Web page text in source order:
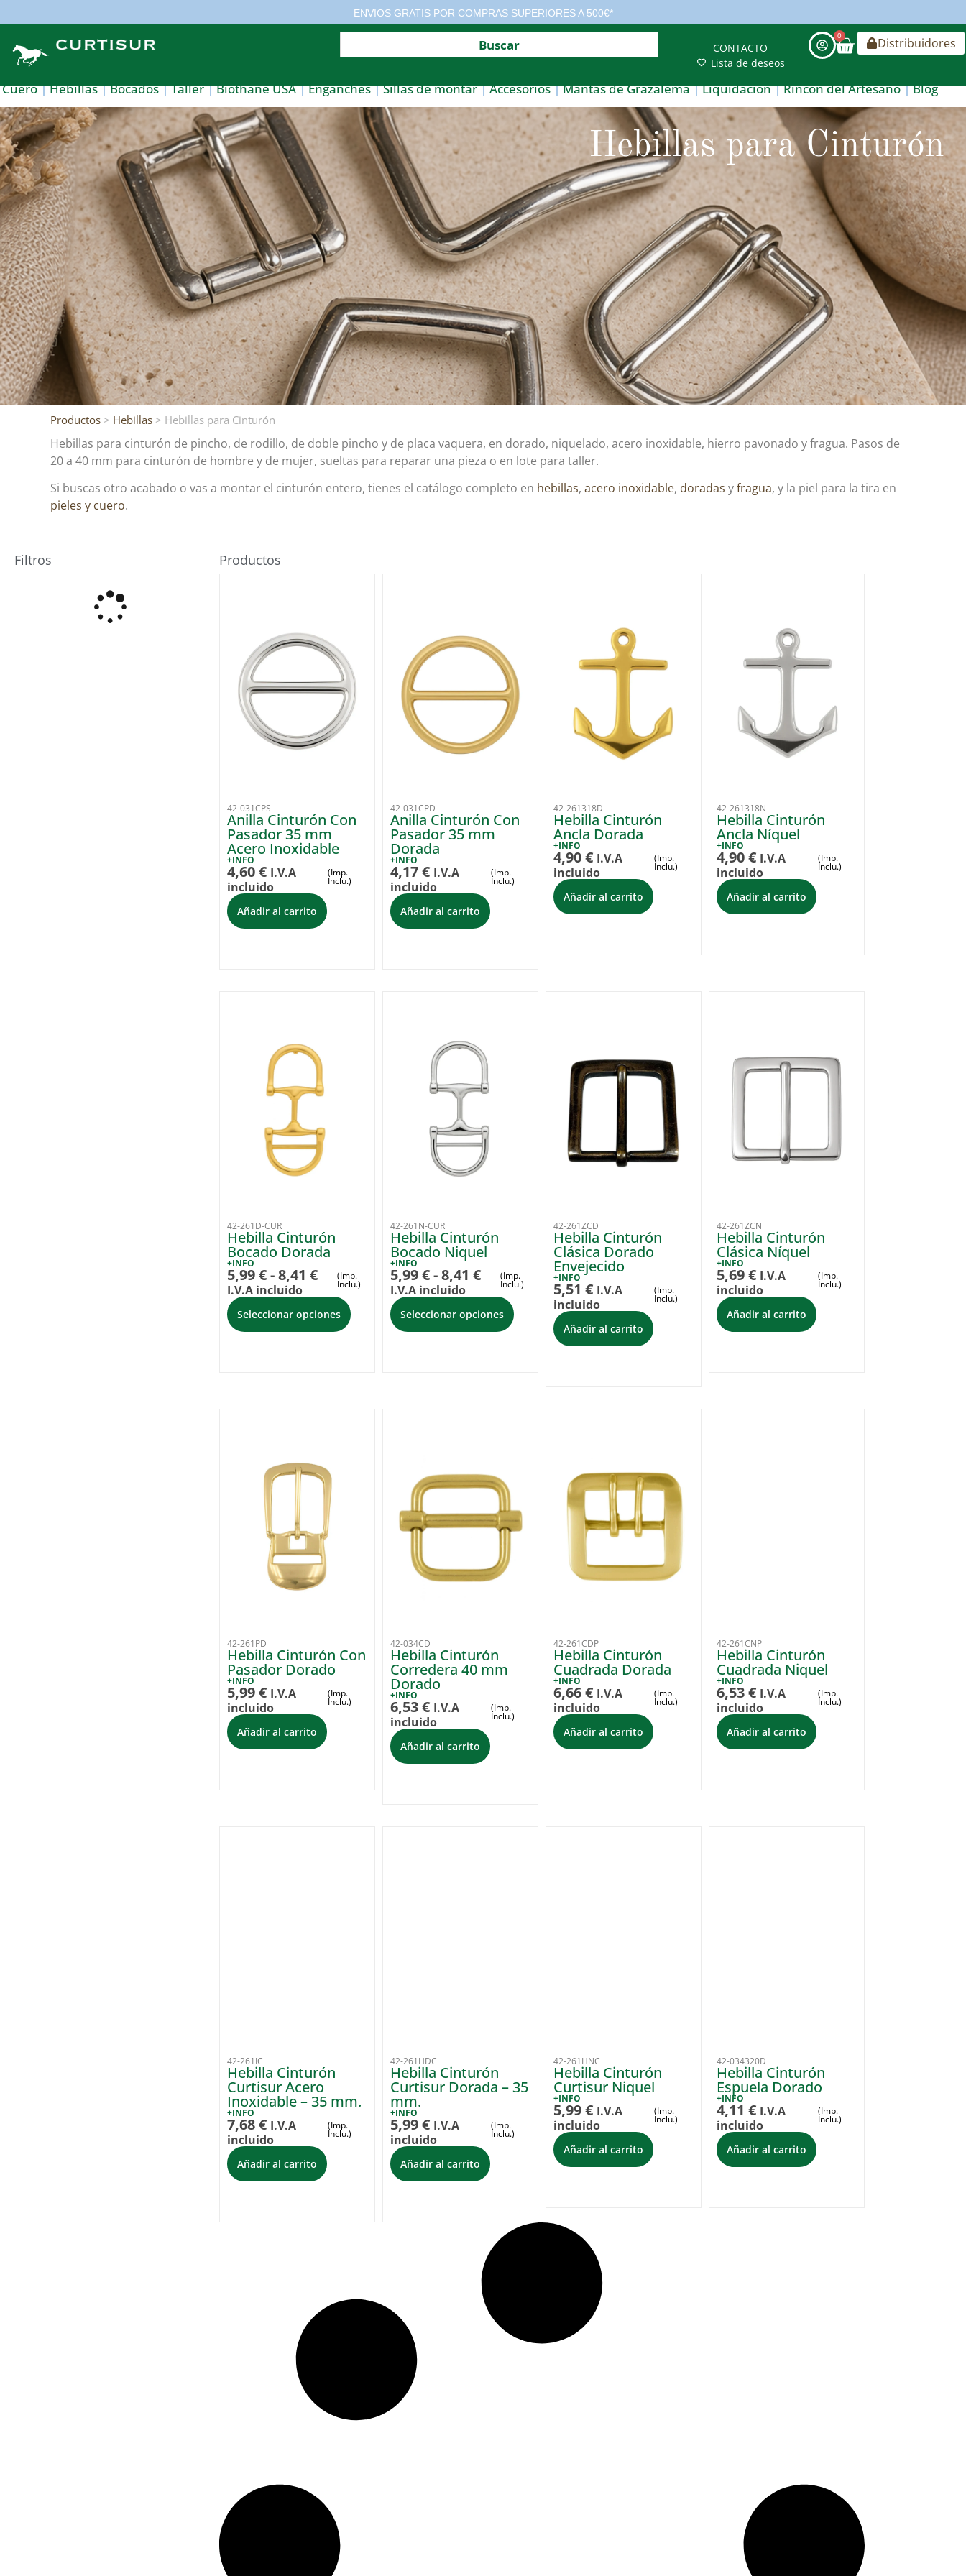
ENVIOS GRATIS POR COMPRAS SUPERIORES A 500€*
CONTACTO
Lista de deseos
0 Distribuidores
Cuero Hebillas Bocados Taller Biothane USA Enganches Sillas de montar Accesorios Mantas de Grazalema Liquidación Rincón del Artesano Blog
Hebillas para Cinturón
Productos > Hebillas > Hebillas para Cinturón
Hebillas para cinturón de pincho, de rodillo, de doble pincho y de placa vaquera, en dorado, niquelado, acero inoxidable, hierro pavonado y fragua. Pasos de
20 a 40 mm para cinturón de hombre y de mujer, sueltas para reparar una pieza o en lote para taller.
Si buscas otro acabado o vas a montar el cinturón entero, tienes el catálogo completo en hebillas,acero inoxidable, doradas yfragua, y la piel para la tira en
pieles y cuero.
Filtros Productos
42-031CPS
Anilla Cinturón Con
Pasador 35 mm
Acero Inoxidable
+INFO
4,60€ I.V.A
incluido
(Imp.
Inclu.)
Añadir al carrito
42-031CPD
Anilla Cinturón Con
Pasador 35 mm
Dorada
+INFO
4,17€ I.V.A
incluido
(Imp.
Inclu.)
Añadir al carrito
42-261318D
Hebilla Cinturón
Ancla Dorada
+INFO
4,90€ I.V.A
incluido
(Imp.
Inclu.)
Añadir al carrito
42-261318N
Hebilla Cinturón
Ancla Níquel
+INFO
4,90€ I.V.A
incluido
(Imp.
Inclu.)
Añadir al carrito
42-261D-CUR
Hebilla Cinturón
Bocado Dorada
+INFO
5,99€-8,41 €
I.V.A incluido
(Imp.
Inclu.)
Seleccionar opciones
42-261N-CUR
Hebilla Cinturón
Bocado Niquel
+INFO
5,99€-8,41 €
I.V.A incluido
(Imp.
Inclu.)
Seleccionar opciones
42-261ZCD
Hebilla Cinturón
Clásica Dorado
Envejecido
+INFO
5,51 € I.V.A
incluido
(Imp.
Inclu.)
Añadir al carrito
42-261ZCN
Hebilla Cinturón
Clásica Níquel
+INFO
5,69€ I.V.A
incluido
(Imp.
Inclu.)
Añadir al carrito
42-261PD
Hebilla Cinturón Con
Pasador Dorado
+INFO
5,99€ I.V.A
incluido
(Imp.
Inclu.)
Añadir al carrito
42-034CD
Hebilla Cinturón
Corredera 40 mm
Dorado
+INFO
6,53€ I.V.A
incluido
(Imp.
Inclu.)
Añadir al carrito
42-261CDP
Hebilla Cinturón
Cuadrada Dorada
+INFO
6,66€ I.V.A
incluido
(Imp.
Inclu.)
Añadir al carrito
42-261CNP
Hebilla Cinturón
Cuadrada Niquel
+INFO
6,53€ I.V.A
incluido
(Imp.
Inclu.)
Añadir al carrito
42-261IC
Hebilla Cinturón
Curtisur Acero
Inoxidable – 35 mm.
+INFO
7,68€ I.V.A
incluido
(Imp.
Inclu.)
Añadir al carrito
42-261HDC
Hebilla Cinturón
Curtisur Dorada – 35
mm.
+INFO
5,99€ I.V.A
incluido
(Imp.
Inclu.)
Añadir al carrito
42-261HNC
Hebilla Cinturón
Curtisur Niquel
+INFO
5,99€ I.V.A
incluido
(Imp.
Inclu.)
Añadir al carrito
42-034320D
Hebilla Cinturón
Espuela Dorado
+INFO
4,11 € I.V.A
incluido
(Imp.
Inclu.)
Añadir al carrito